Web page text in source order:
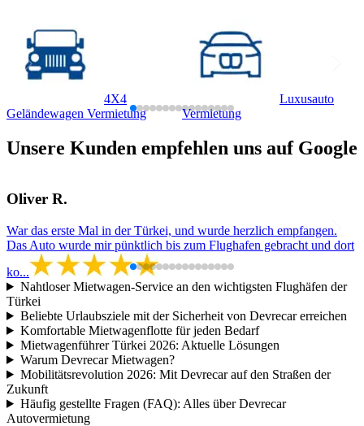
4X4
Geländewagen Vermietung
Luxusauto
Vermietung
Unsere Kunden empfehlen uns auf Google
Oliver R.
War das erste Mal in der Türkei, und wurde herzlich empfangen.
Das Auto wurde mir pünktlich bis zum Flughafen gebracht und dort
ko...
Nahtloser Mietwagen-Service an den wichtigsten Flughäfen der
Türkei
Beliebte Urlaubsziele mit der Sicherheit von Devrecar erreichen
Komfortable Mietwagenflotte für jeden Bedarf
Mietwagenführer Türkei 2026: Aktuelle Lösungen
Warum Devrecar Mietwagen?
Mobilitätsrevolution 2026: Mit Devrecar auf den Straßen der
Zukunft
Häufig gestellte Fragen (FAQ): Alles über Devrecar
Autovermietung